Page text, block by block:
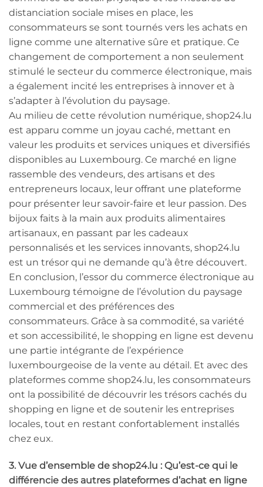
distanciation sociale mises en place, les
consommateurs se sont tournés vers les achats en
ligne comme une alternative sûre et pratique. Ce
changement de comportement a non seulement
stimulé le secteur du commerce électronique, mais
a également incité les entreprises à innover et à
s’adapter à l’évolution du paysage.
Au milieu de cette révolution numérique, shop24.lu
est apparu comme un joyau caché, mettant en
valeur les produits et services uniques et diversifiés
disponibles au Luxembourg. Ce marché en ligne
rassemble des vendeurs, des artisans et des
entrepreneurs locaux, leur offrant une plateforme
pour présenter leur savoir-faire et leur passion. Des
bijoux faits à la main aux produits alimentaires
artisanaux, en passant par les cadeaux
personnalisés et les services innovants, shop24.lu
est un trésor qui ne demande qu’à être découvert.
En conclusion, l’essor du commerce électronique au
Luxembourg témoigne de l’évolution du paysage
commercial et des préférences des
consommateurs. Grâce à sa commodité, sa variété
et son accessibilité, le shopping en ligne est devenu
une partie intégrante de l’expérience
luxembourgeoise de la vente au détail. Et avec des
plateformes comme shop24.lu, les consommateurs
ont la possibilité de découvrir les trésors cachés du
shopping en ligne et de soutenir les entreprises
locales, tout en restant confortablement installés
chez eux.
3. Vue d’ensemble de shop24.lu : Qu’est-ce qui le
différencie des autres plateformes d’achat en ligne